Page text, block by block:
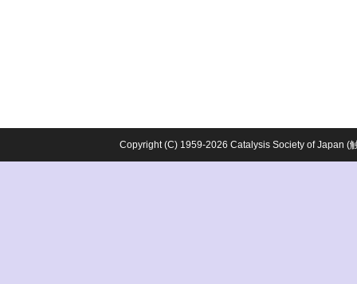
Copyright (C) 1959-2026 Catalysis Society of Japan (